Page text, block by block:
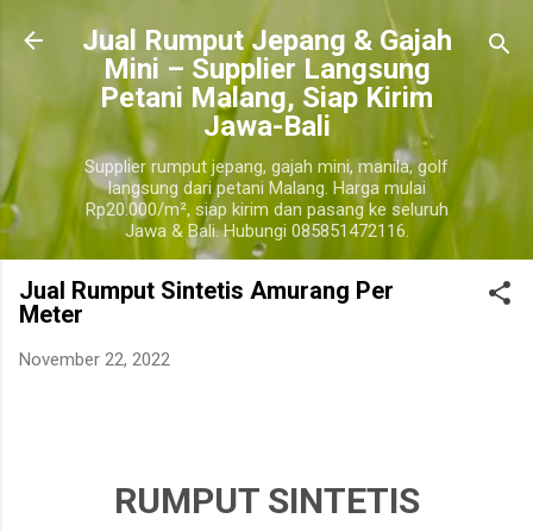
Langsung ke konten utama
​Jual Rumput Jepang & Gajah
Mini – Supplier Langsung
Petani Malang, Siap Kirim
Jawa-Bali
Supplier rumput jepang, gajah mini, manila, golf
langsung dari petani Malang. Harga mulai
Rp20.000/m², siap kirim dan pasang ke seluruh
Jawa & Bali. Hubungi 085851472116.
Jual Rumput Sintetis Amurang Per
Meter
November 22, 2022
RUMPUT SINTETIS